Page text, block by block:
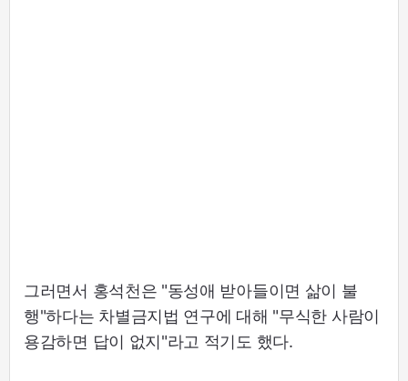
그러면서 홍석천은 "동성애 받아들이면 삶이 불
행"하다는 차별금지법 연구에 대해 "무식한 사람이
용감하면 답이 없지"라고 적기도 했다.